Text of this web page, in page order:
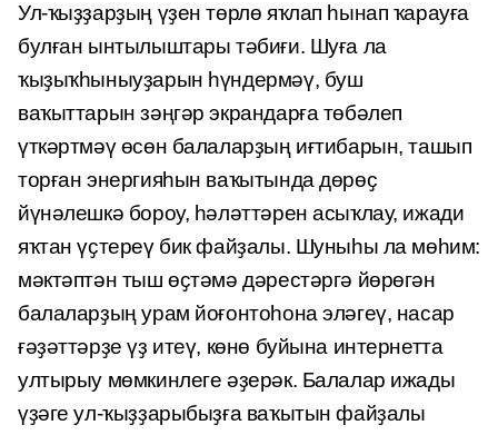
Ул-ҡыҙҙарҙың үҙен төрлө яҡлап һынап ҡарауға
булған ынтылыштары тәбиғи. Шуға ла
ҡыҙыҡһыныуҙарын һүндермәү, буш
ваҡыттарын зәңгәр экрандарға төбәлеп
үткәртмәү өсөн балаларҙың иғтибарын, ташып
торған энергияһын ваҡытында дөрөҫ
йүнәлешкә бороу, һәләттәрен асыҡлау, ижади
яҡтан үҫтереү бик файҙалы. Шуныһы ла мөһим:
мәктәптән тыш өҫтәмә дәрестәргә йөрөгән
балаларҙың урам йоғонтоһона эләгеү, насар
ғәҙәттәрҙе үҙ итеү, көнө буйына интернетта
ултырыу мөмкинлеге әҙерәк. Балалар ижады
үҙәге ул-ҡыҙҙарыбыҙға ваҡытын файҙалы